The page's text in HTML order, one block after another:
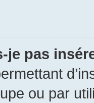
je pas
ou par